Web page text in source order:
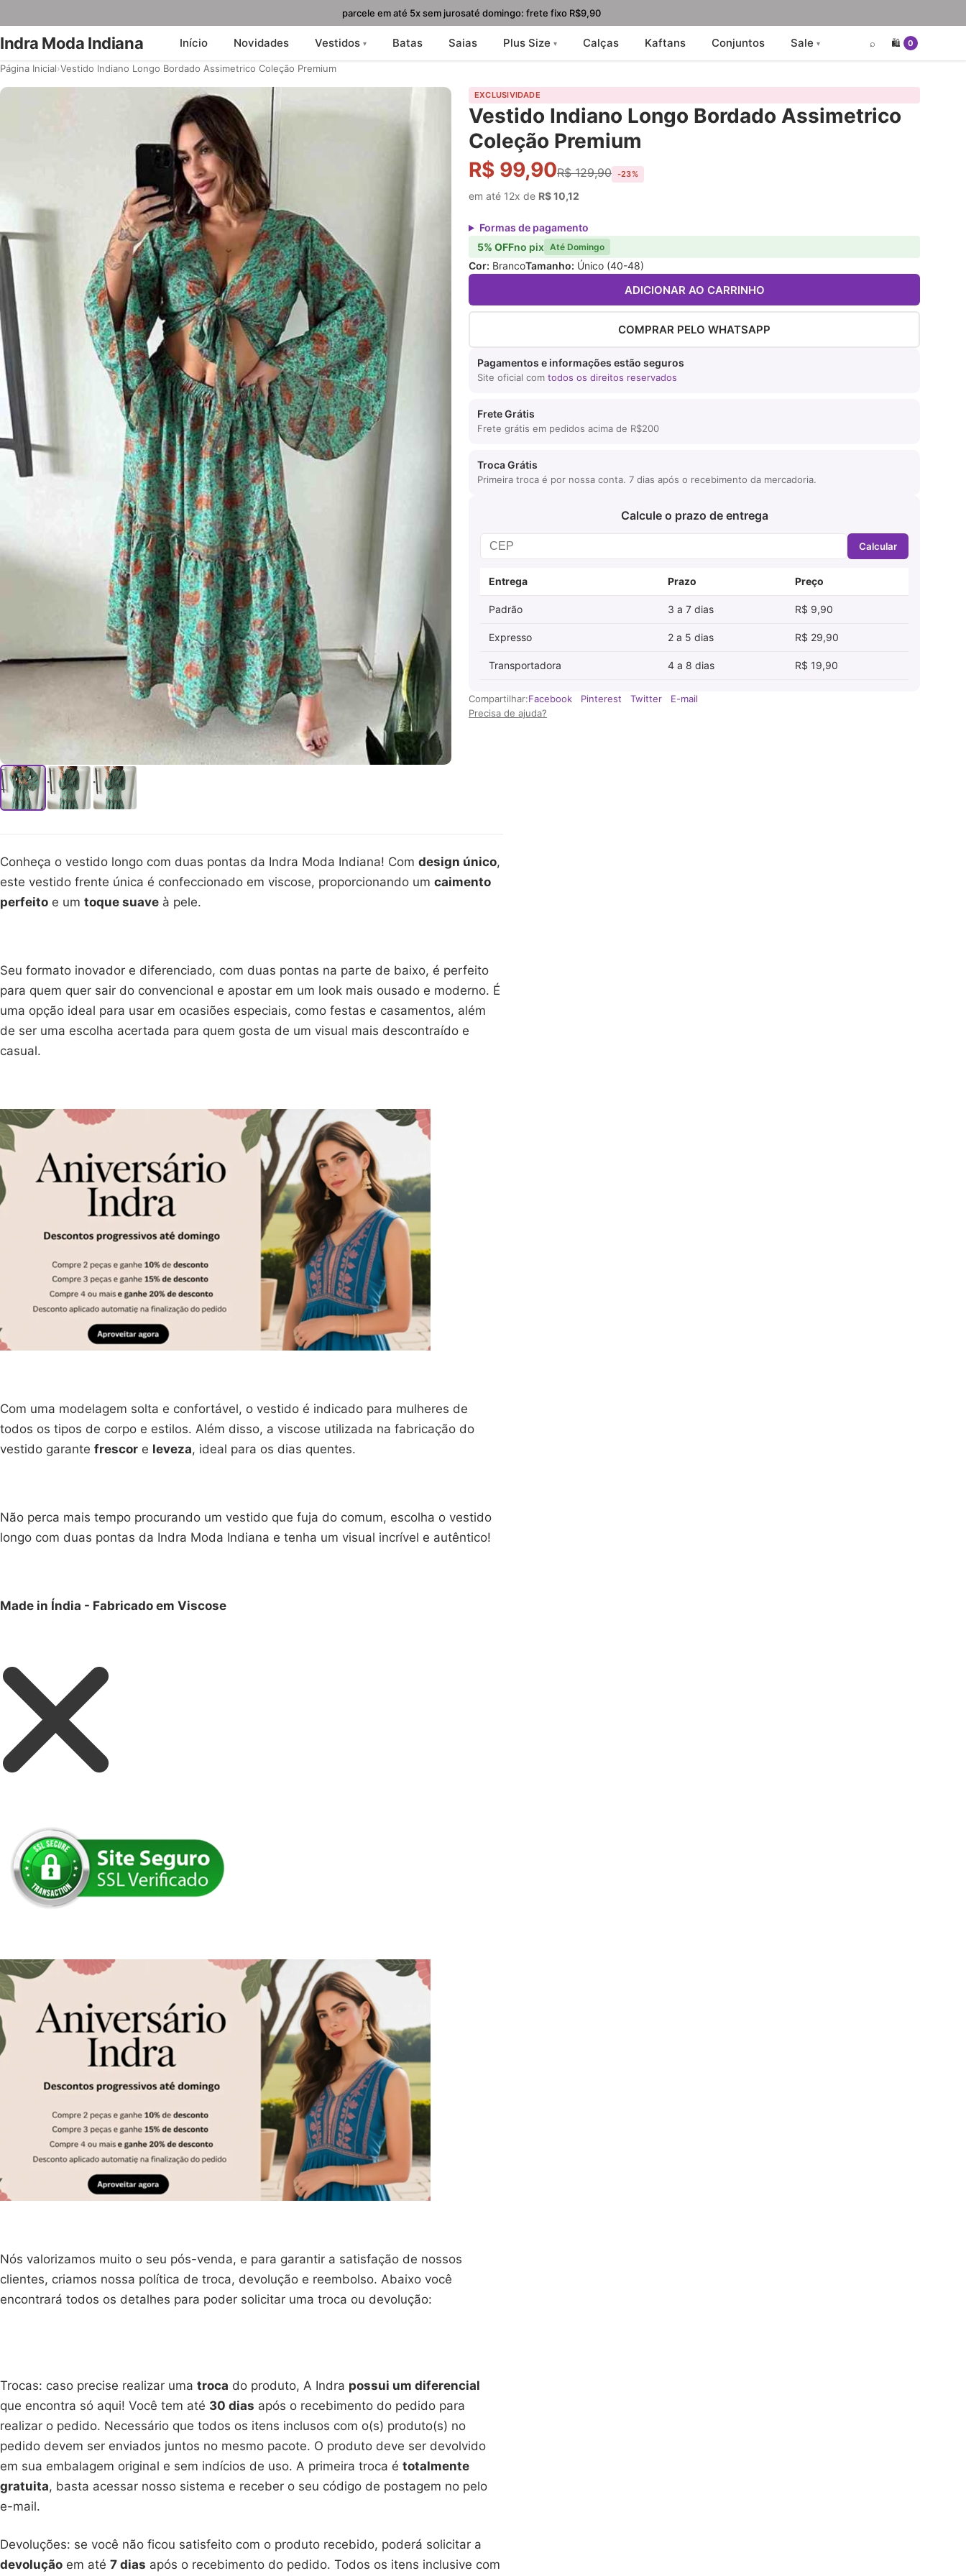
parcele em até 5x sem jurosaté domingo: frete fixo R$9,90
Indra Moda Indiana Início Novidades Vestidos Batas Saias Plus Size Calças Kaftans Conjuntos Sale ⌕ 🛍️ 0
Página Inicial›Vestido Indiano Longo Bordado Assimetrico Coleção Premium
EXCLUSIVIDADE
Vestido Indiano Longo Bordado Assimetrico
Coleção Premium
R$ 99,90R$ 129,90 -23%
em até 12x de R$ 10,12
Formas de pagamento
5% OFFno pix Até Domingo
Cor: BrancoTamanho: Único (40-48)
ADICIONAR AO CARRINHO
COMPRAR PELO WHATSAPP
Pagamentos e informações estão seguros
Site oficial com todos os direitos reservados
Frete Grátis
Frete grátis em pedidos acima de R$200
Troca Grátis
Primeira troca é por nossa conta. 7 dias após o recebimento da mercadoria.
Calcule o prazo de entrega
Calcular
Entrega Prazo Preço
Padrão 3 a 7 dias R$ 9,90
Expresso 2 a 5 dias R$ 29,90
Transportadora 4 a 8 dias R$ 19,90
Compartilhar:Facebook Pinterest Twitter
E-mail
Precisa de ajuda?
Conheça o vestido longo com duas pontas da Indra Moda Indiana! Com design único,
este vestido frente única é confeccionado em viscose, proporcionando um caimento
perfeito e um toque suave à pele.
Seu formato inovador e diferenciado, com duas pontas na parte de baixo, é perfeito
para quem quer sair do convencional e apostar em um look mais ousado e moderno. É
uma opção ideal para usar em ocasiões especiais, como festas e casamentos, além
de ser uma escolha acertada para quem gosta de um visual mais descontraído e
casual.
Com uma modelagem solta e confortável, o vestido é indicado para mulheres de
todos os tipos de corpo e estilos. Além disso, a viscose utilizada na fabricação do
vestido garante frescor e leveza, ideal para os dias quentes.
Não perca mais tempo procurando um vestido que fuja do comum, escolha o vestido
longo com duas pontas da Indra Moda Indiana e tenha um visual incrível e autêntico!
Made in Índia - Fabricado em Viscose
Nós valorizamos muito o seu pós-venda, e para garantir a satisfação de nossos
clientes, criamos nossa política de troca, devolução e reembolso. Abaixo você
encontrará todos os detalhes para poder solicitar uma troca ou devolução:
Trocas: caso precise realizar uma troca do produto, A Indra possui um diferencial
que encontra só aqui! Você tem até 30 dias após o recebimento do pedido para
realizar o pedido. Necessário que todos os itens inclusos com o(s) produto(s) no
pedido devem ser enviados juntos no mesmo pacote. O produto deve ser devolvido
em sua embalagem original e sem indícios de uso. A primeira troca é totalmente
gratuita, basta acessar nosso sistema e receber o seu código de postagem no pelo
e-mail.
Devoluções: se você não ficou satisfeito com o produto recebido, poderá solicitar a
devolução em até 7 dias após o recebimento do pedido. Todos os itens inclusive com